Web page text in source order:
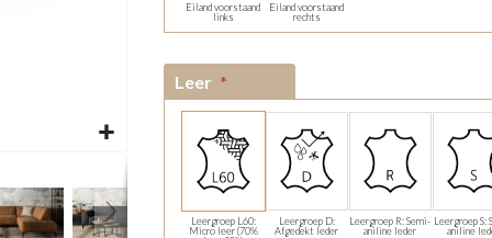
Eiland voorstaand
links
Eiland voorstaand
rechts
Leer
Leergroep L60:
Micro leer (70%
Leergroep D:
Afgedekt leder
Leergroep R: Semi-
aniline leder
Leergroep S:
aniline